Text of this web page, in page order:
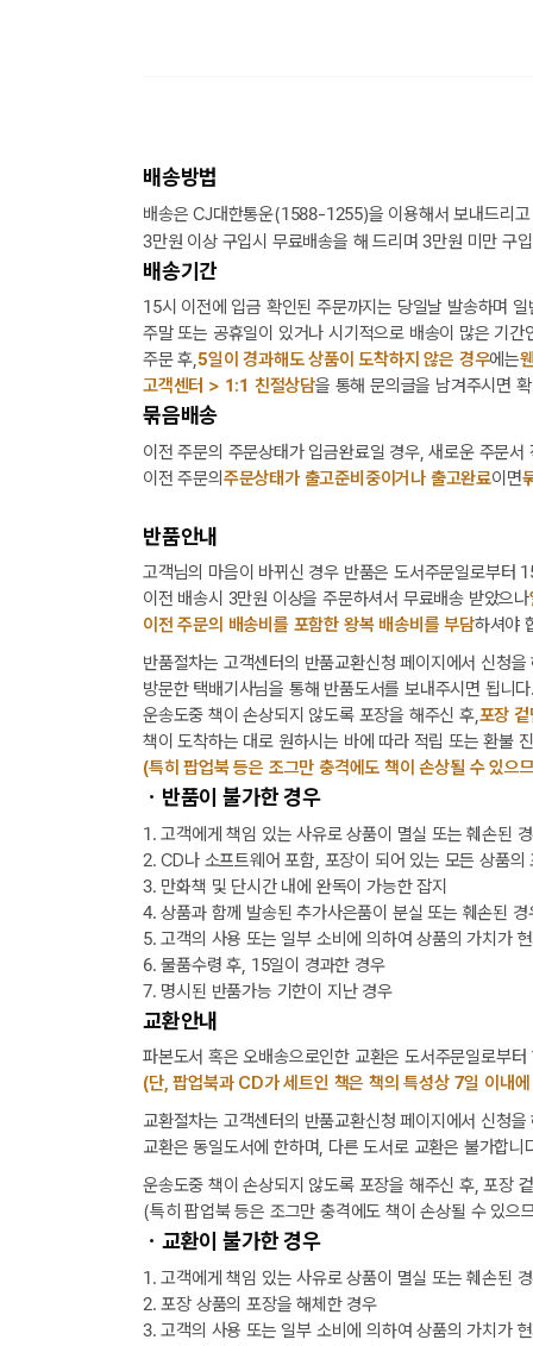
배송방법
배송은 CJ대한통운(1588-1255)을 이용해서 보내드리
3만원 이상 구입시 무료배송을 해 드리며 3만원 미만 구
배송기간
15시 이전에 입금 확인된 주문까지는 당일날 발송하며
주말 또는 공휴일이 있거나 시기적으로 배송이 많은 기
주문 후,5일이 경과해도 상품이 도착하지 않은 경우에는
고객센터 > 1:1 친절상담을 통해 문의글을 남겨주시면
묶음배송
이전 주문의 주문상태가 입금완료일 경우, 새로운 주문
이전 주문의 주문상태가 출고준비중이거나 출고완료이면
반품안내
고객님의 마음이 바뀌신 경우 반품은 도서주문일로부터
이전 배송시 3만원 이상을 주문하셔서 무료배송 받았으나
이전 주문의 배송비를 포함한 왕복 배송비를 부담하셔야
반품절차는 고객센터의 반품교환신청 페이지에서 신청
방문한 택배기사님을 통해 반품도서를 보내주시면 됩니
운송도중 책이 손상되지 않도록 포장을 해주신 후,포장
책이 도착하는 대로 원하시는 바에 따라 적립 또는 환불
(특히 팝업북 등은 조그만 충격에도 책이 손상될 수 있으
ㆍ반품이 불가한 경우
1. 고객에게 책임 있는 사유로 상품이 멸실 또는 훼손된
2. CD나 소프트웨어 포함, 포장이 되어 있는 모든 상품의
3. 만화책 및 단시간 내에 완독이 가능한 잡지
4. 상품과 함께 발송된 추가사은품이 분실 또는 훼손된 경
5. 고객의 사용 또는 일부 소비에 의하여 상품의 가치가
6. 물품수령 후, 15일이 경과한 경우
7. 명시된 반품가능 기한이 지난 경우
교환안내
파본도서 혹은 오배송으로인한 교환은 도서주문일로부
(단, 팝업북과 CD가 세트인 책은 책의 특성상 7일 이내
교환절차는 고객센터의 반품교환신청 페이지에서 신청
교환은 동일도서에 한하며, 다른 도서로 교환은 불가합니
운송도중 책이 손상되지 않도록 포장을 해주신 후, 포장
(특히 팝업북 등은 조그만 충격에도 책이 손상될 수 있으
ㆍ교환이 불가한 경우
1. 고객에게 책임 있는 사유로 상품이 멸실 또는 훼손된
2. 포장 상품의 포장을 해체한 경우
3. 고객의 사용 또는 일부 소비에 의하여 상품의 가치가